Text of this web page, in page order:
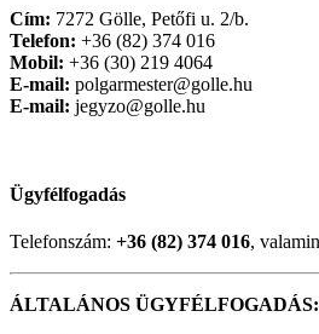
Cím: 7272 Gölle, Petőfi u. 2/b.
Telefon: +36 (82) 374 016
Mobil: +36 (30) 219 4064
E-mail: polgarmester@golle.hu
E-mail: jegyzo@golle.hu
Ügyfélfogadás
Telefonszám: +36 (82) 374 016,
ÁLTALÁNOS ÜGYFÉLFOGADÁS: